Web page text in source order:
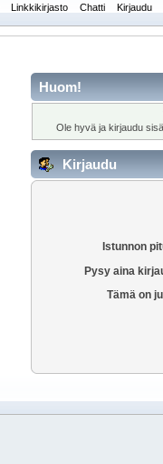
Linkkikirjasto Chatti Kirjaudu
Huom!
Ole hyvä ja kirjaudu
Kirjaudu
Istunnon
Pysy aina
Tämä on